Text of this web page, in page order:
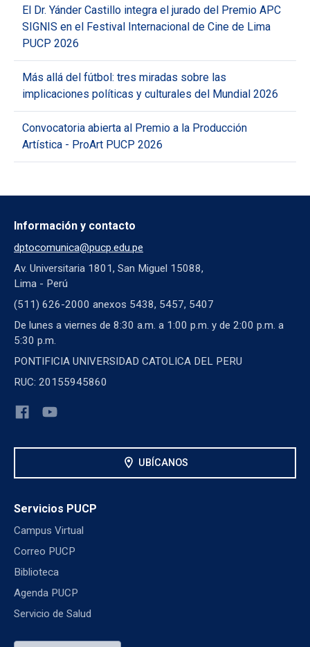
El Dr. Yánder Castillo integra el jurado del Premio APC
SIGNIS en el Festival Internacional de Cine de Lima
PUCP 2026
Más allá del fútbol: tres miradas sobre las
implicaciones políticas y culturales del Mundial 2026
Convocatoria abierta al Premio a la Producción
Artística - ProArt PUCP 2026
Información y contacto
dptocomunica@pucp.edu.pe
Av. Universitaria 1801, San Miguel 15088,
Lima - Perú
(511) 626-2000 anexos 5438, 5457, 5407
De lunes a viernes de 8:30 a.m. a 1:00 p.m. y de 2:00 p.m. a
5:30 p.m.
PONTIFICIA UNIVERSIDAD CATOLICA DEL PERU
RUC: 20155945860
location_on UBÍCANOS
Servicios PUCP
Campus Virtual
Correo PUCP
Biblioteca
Agenda PUCP
Servicio de Salud